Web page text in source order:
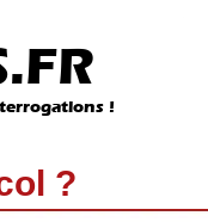
!
?